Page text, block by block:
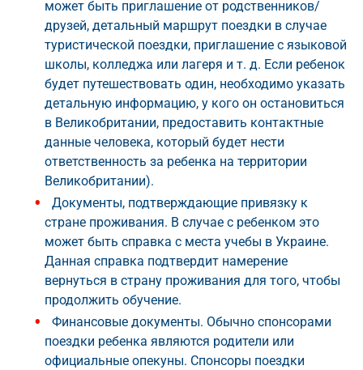
может быть приглашение от родственников/
друзей, детальный маршрут поездки в случае
туристической поездки, приглашение с языковой
школы, колледжа или лагеря и т. д. Если ребенок
будет путешествовать один, необходимо указать
детальную информацию, у кого он остановиться
в Великобритании, предоставить контактные
данные человека, который будет нести
ответственность за ребенка на территории
Великобритании).
Документы, подтверждающие привязку к
стране проживания. В случае с ребенком это
может быть справка с места учебы в Украине.
Данная справка подтвердит намерение
вернуться в страну проживания для того, чтобы
продолжить обучение.
Финансовые документы. Обычно спонсорами
поездки ребенка являются родители или
официальные опекуны. Спонсоры поездки